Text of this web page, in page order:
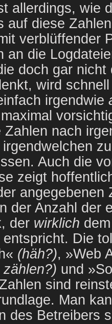
allerdings, wie
auf diese
verblüffender
an die
doch gar
wird
irgendwie
nach
Auch die
zeigt
angegebenen
der Anzahl der
der wirklich
Die
(häh?), »Web
und
sind
Man
des Betreibers